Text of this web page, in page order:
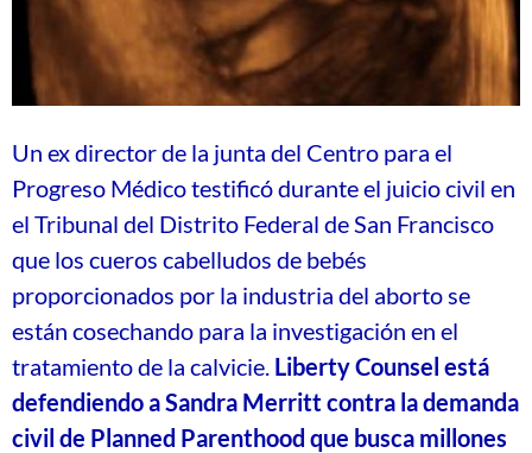
Un ex director de la junta del Centro para el
Progreso Médico testificó durante el juicio civil en
el Tribunal del Distrito Federal de San Francisco
que los cueros cabelludos de bebés
proporcionados por la industria del aborto se
están cosechando para la investigación en el
tratamiento de la calvicie. Liberty Counsel está
defendiendo a Sandra Merritt contra la demanda
civil de Planned Parenthood que busca millones